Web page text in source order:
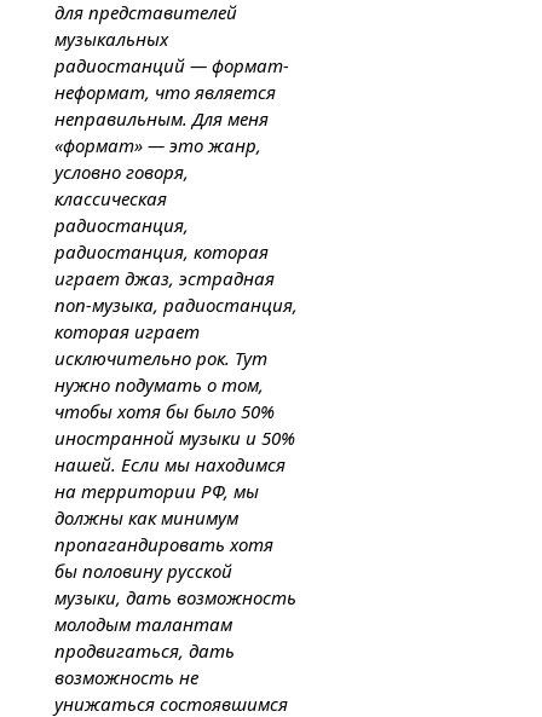
для представителей
музыкальных
радиостанций — формат-
неформат, что является
неправильным. Для меня
«формат» — это жанр,
условно говоря,
классическая
радиостанция,
радиостанция, которая
играет джаз, эстрадная
поп-музыка, радиостанция,
которая играет
исключительно рок. Тут
нужно подумать о том,
чтобы хотя бы было 50%
иностранной музыки и 50%
нашей. Если мы находимся
на территории РФ, мы
должны как минимум
пропагандировать хотя
бы половину русской
музыки, дать возможность
молодым талантам
продвигаться, дать
возможность не
унижаться состоявшимся